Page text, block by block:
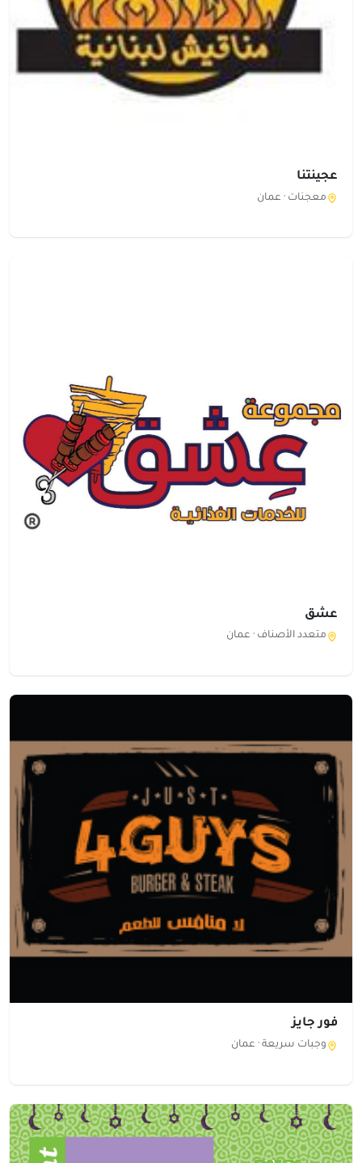
عجينتنا
معجنات · عمان
عشق
متعدد الأصناف · عمان
فور جايز
وجبات سريعة · عمان